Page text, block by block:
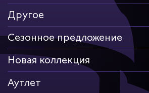
Другое
Сезонное предложение
Новая коллекция
Аутлет